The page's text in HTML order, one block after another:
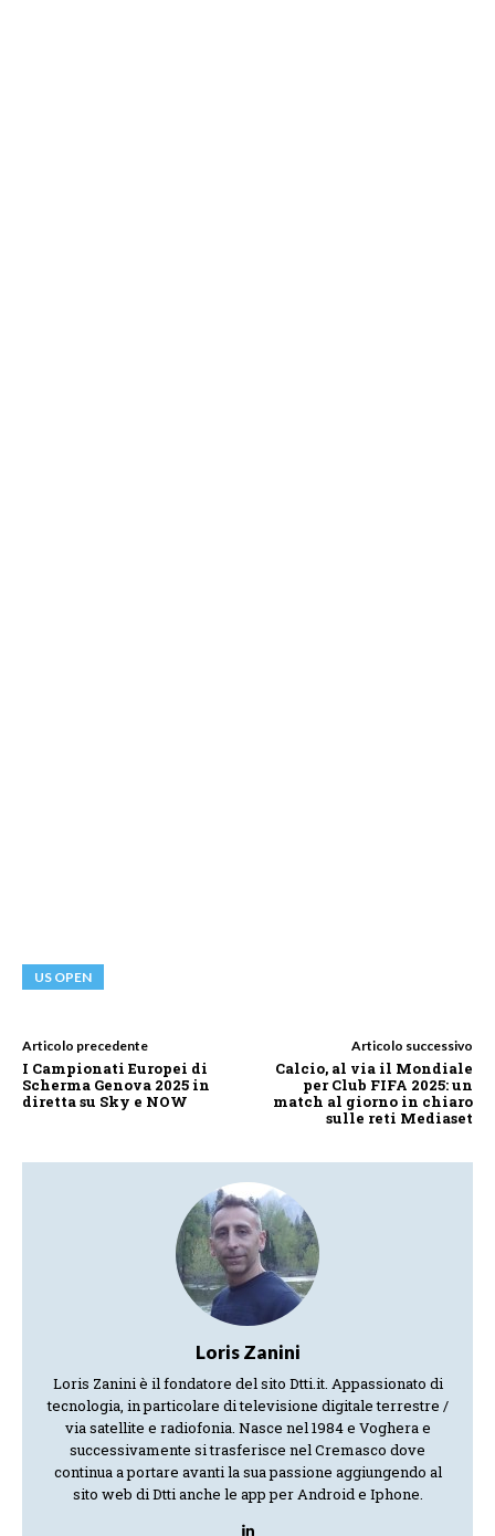
US OPEN
Articolo precedente
I Campionati Europei di
Scherma Genova 2025 in
diretta su Sky e NOW
Articolo successivo
Calcio, al via il Mondiale
per Club FIFA 2025: un
match al giorno in chiaro
sulle reti Mediaset
Loris Zanini
Loris Zanini è il fondatore del sito Dtti.it. Appassionato di
tecnologia, in particolare di televisione digitale terrestre /
via satellite e radiofonia. Nasce nel 1984 e Voghera e
successivamente si trasferisce nel Cremasco dove
continua a portare avanti la sua passione aggiungendo al
sito web di Dtti anche le app per Android e Iphone.